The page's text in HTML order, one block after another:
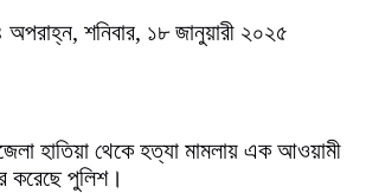
শনিবার, ১৮ জানুয়ারী ২০২৫
হাতিয়া থেকে হত্যা মামলায় এক আওয়ামী
করেছে পুলিশ।